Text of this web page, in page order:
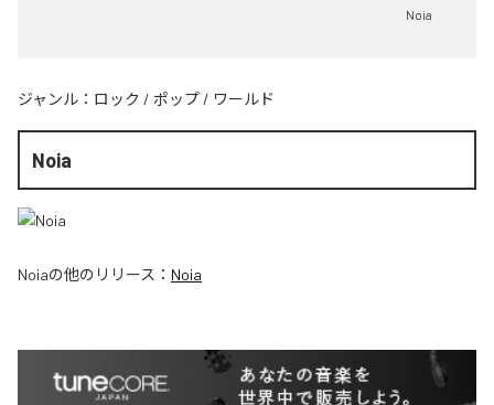
Noia
ジャンル： ロック / ポップ / ワールド
Noia
Noiaの他のリリース： Noia